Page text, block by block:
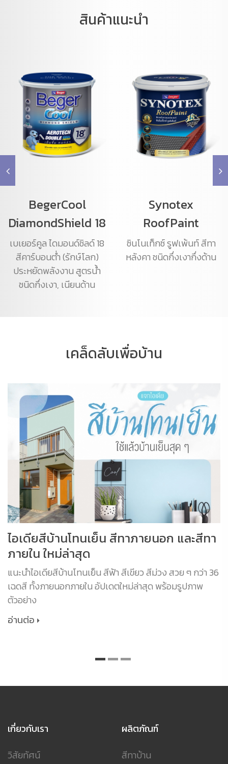
สินค้าแนะนำ
BegerCool
DiamondShield 18
เบเยอร์คูล ไดมอนด์ชิลด์ 18
สีคาร์บอนต่ำ (รักษ์โลก)
ประหยัดพลังงาน สูตรน้ำ
ชนิดกึ่งเงา, เนียนด้าน
Synotex
RoofPaint
ซินโนเท็กซ์ รูฟเพ้นท์ สีทา
หลังคา ชนิดกึ่งเงากึ่งด้าน
เคล็ดลับเพื่อบ้าน
ไอเดียสีบ้านโทนเย็น สีทาภายนอก และสีทา
ภายใน ใหม่ล่าสุด
แนะนำไอเดียสีบ้านโทนเย็น สีฟ้า สีเขียว สีม่วง สวย ๆ กว่า 36
เฉดสี ทั้งภายนอกภายใน อัปเดตใหม่ล่าสุด พร้อมรูปภาพ
ตัวอย่าง
อ่านต่อ
เกี่ยวกับเรา
วิสัยทัศน์
ผลิตภัณฑ์
สีทาบ้าน